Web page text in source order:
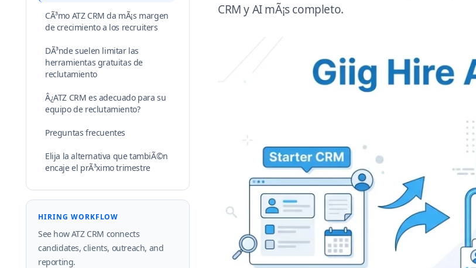
CÃ³mo ATZ CRM da mÃ¡s margen
de crecimiento a los recruiters
DÃ³nde suelen limitar las
herramientas gratuitas de
reclutamiento
Â¿ATZ CRM es adecuado para su
equipo de reclutamiento?
Preguntas frecuentes
Elija la alternativa que tambiÃ©n
encaje el prÃ³ximo trimestre
HIRING WORKFLOW
See how ATZ CRM connects
candidates, clients, outreach, and
reporting.
CRM y AI mÃ¡s completo.